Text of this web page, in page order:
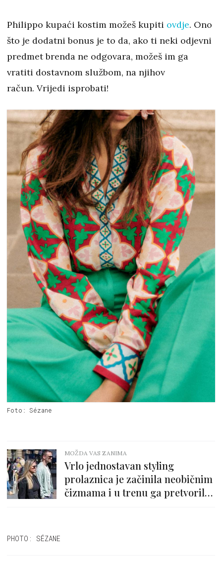
Philippo kupaći kostim možeš kupiti ovdje. Ono
što je dodatni bonus je to da, ako ti neki odjevni
predmet brenda ne odgovara, možeš im ga
vratiti dostavnom službom, na njihov
račun. Vrijedi isprobati!
Foto: Sézane
MOŽDA VAS ZANIMA
Vrlo jednostavan styling
prolaznica je začinila neobičnim
čizmama i u trenu ga pretvorila
PHOTO: SÉZANE